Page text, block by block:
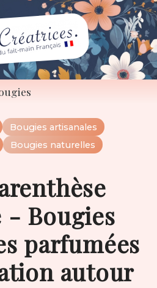
Bougies artisanales
Bougies naturelles
- Bougies
parfumées
autour